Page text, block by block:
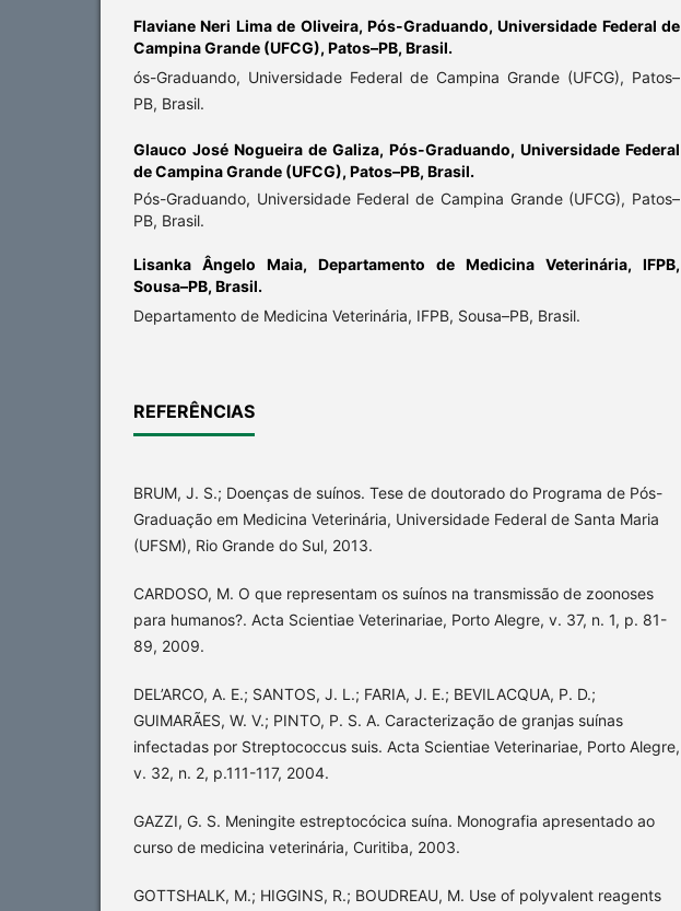
Flaviane Neri Lima de Oliveira, Pós-Graduando, Universidade Federal de
Campina Grande (UFCG), Patos–PB, Brasil.
ós-Graduando, Universidade Federal de Campina Grande (UFCG), Patos–
PB, Brasil.
Glauco José Nogueira de Galiza, Pós-Graduando, Universidade Federal
de Campina Grande (UFCG), Patos–PB, Brasil.
Pós-Graduando, Universidade Federal de Campina Grande (UFCG), Patos–
PB, Brasil.
Lisanka Ângelo Maia, Departamento de Medicina Veterinária, IFPB,
Sousa–PB, Brasil.
Departamento de Medicina Veterinária, IFPB, Sousa–PB, Brasil.
REFERÊNCIAS
BRUM, J. S.; Doenças de suínos. Tese de doutorado do Programa de Pós-
Graduação em Medicina Veterinária, Universidade Federal de Santa Maria
(UFSM), Rio Grande do Sul, 2013.
CARDOSO, M. O que representam os suínos na transmissão de zoonoses
para humanos?. Acta Scientiae Veterinariae, Porto Alegre, v. 37, n. 1, p. 81-
89, 2009.
DEL’ARCO, A. E.; SANTOS, J. L.; FARIA, J. E.; BEVILACQUA, P. D.;
GUIMARÃES, W. V.; PINTO, P. S. A. Caracterização de granjas suínas
infectadas por Streptococcus suis. Acta Scientiae Veterinariae, Porto Alegre,
v. 32, n. 2, p.111-117, 2004.
GAZZI, G. S. Meningite estreptocócica suína. Monografia apresentado ao
curso de medicina veterinária, Curitiba, 2003.
GOTTSHALK, M.; HIGGINS, R.; BOUDREAU, M. Use of polyvalent reagents